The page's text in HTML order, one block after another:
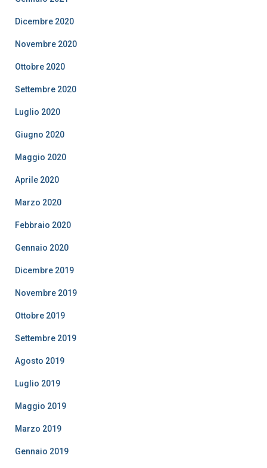
Dicembre 2020
Novembre 2020
Ottobre 2020
Settembre 2020
Luglio 2020
Giugno 2020
Maggio 2020
Aprile 2020
Marzo 2020
Febbraio 2020
Gennaio 2020
Dicembre 2019
Novembre 2019
Ottobre 2019
Settembre 2019
Agosto 2019
Luglio 2019
Maggio 2019
Marzo 2019
Gennaio 2019